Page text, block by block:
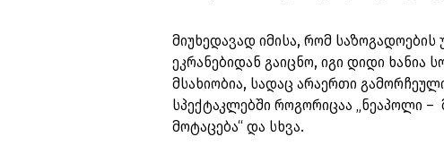
მიუხედავად იმისა, რომ საზოგადოების
ეკრანებიდან გაიცნო, იგი დიდი
მსახიობია, სადაც არაერთი
სპექტაკლებში როგორიცაა „ნეაპოლი –
მოტაცება“ და სხვა.